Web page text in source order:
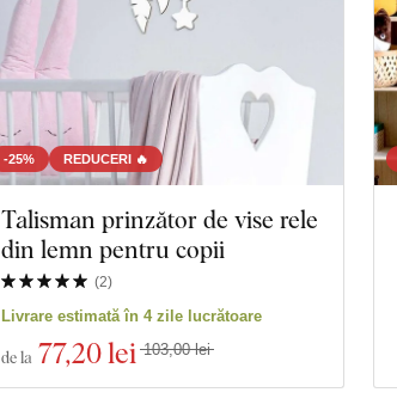
-25% REDUCERI 🔥
Talisman prinzător de vise rele
din lemn pentru copii
(2)
Livrare estimată în 4 zile lucrătoare
de la 77,20 lei 103,00 lei